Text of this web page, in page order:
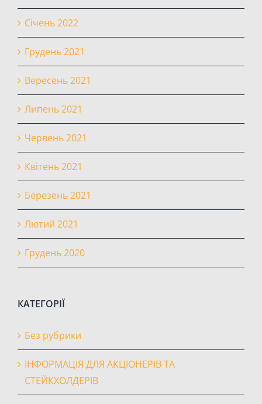
Січень 2022
Грудень 2021
Вересень 2021
Липень 2021
Червень 2021
Квітень 2021
Березень 2021
Лютий 2021
Грудень 2020
КАТЕГОРІЇ
Без рубрики
ІНФОРМАЦІЯ ДЛЯ АКЦІОНЕРІВ ТА
СТЕЙКХОЛДЕРІВ